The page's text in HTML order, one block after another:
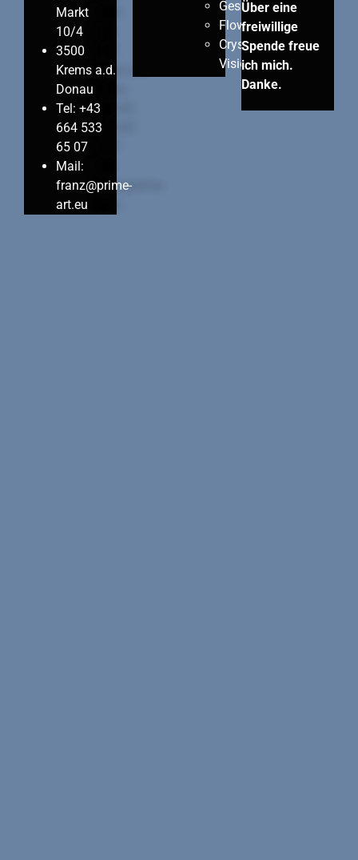
Markt
10/4
3500
Krems a.d.
Donau
Tel: +43
664 533
65 07
Mail:
franz@prime-
art.eu
Gesundheit
Flowers
Crystall
Visions
Über eine
freiwillige
Spende freue
ich mich.
Danke.